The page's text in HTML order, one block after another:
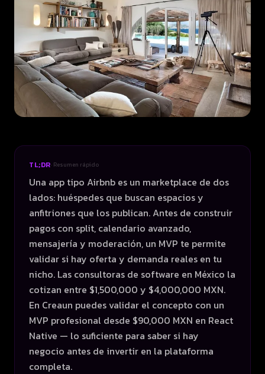
TL;DR· Resumen rápido
Una app tipo Airbnb es un marketplace de dos
lados: huéspedes que buscan espacios y
anfitriones que los publican. Antes de construir
pagos con split, calendario avanzado,
mensajería y moderación, un MVP te permite
validar si hay oferta y demanda reales en tu
nicho. Las consultoras de software en México la
cotizan entre $1,500,000 y $4,000,000 MXN.
En Creaun puedes validar el concepto con un
MVP profesional desde $90,000 MXN en React
Native — lo suficiente para saber si hay
negocio antes de invertir en la plataforma
completa.